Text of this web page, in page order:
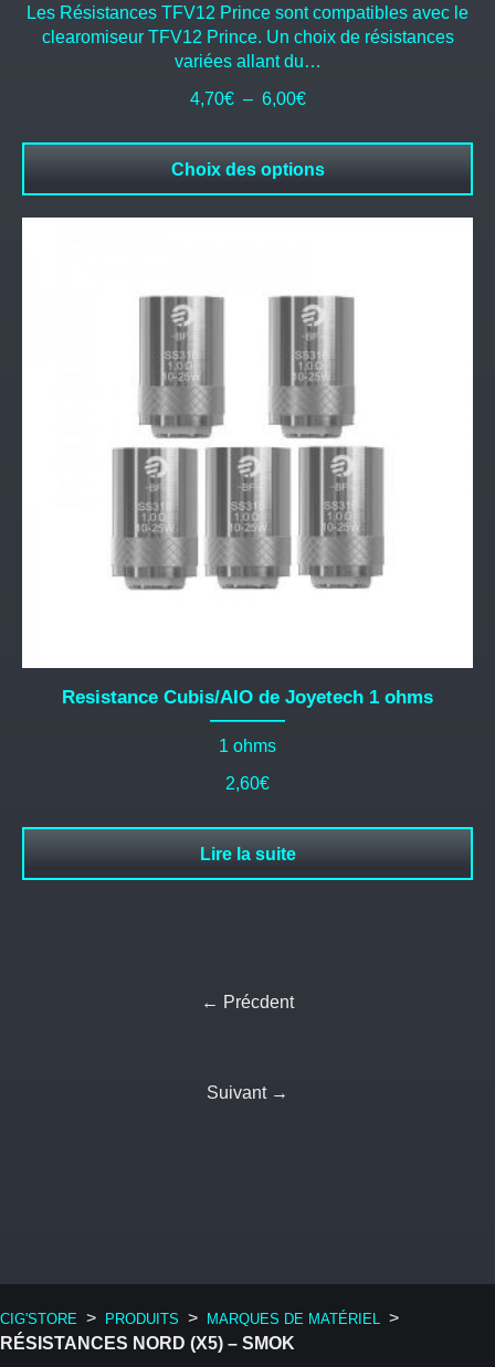
Les Résistances TFV12 Prince sont compatibles avec le
clearomiseur TFV12 Prince. Un choix de résistances
variées allant du…
4,70€ – 6,00€Plage
prix :
4,70€
à
6,00€
Choix des options
Resistance Cubis/AIO de Joyetech 1 ohms
1 ohms
2,60€
Lire la suite
← Précdent
Suivant →
CIG'STORE > PRODUITS > MARQUES DE MATÉRIEL >
RÉSISTANCES NORD (X5) – SMOK